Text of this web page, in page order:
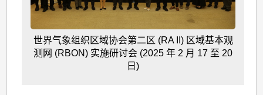
世界气象组织区域协会第二区 (RA II) 区域基本观
测网 (RBON) 实施研讨会 (2025 年 2 月 17 至 20
日)